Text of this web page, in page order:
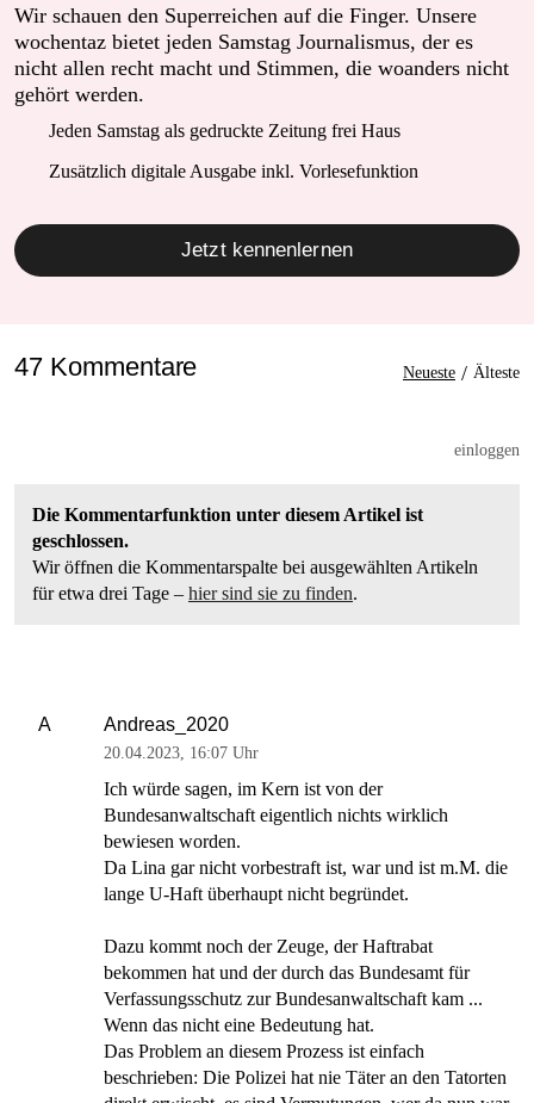
Wir schauen den Superreichen auf die Finger. Unsere
wochentaz bietet jeden Samstag Journalismus, der es
nicht allen recht macht und Stimmen, die woanders nicht
gehört werden.
Jeden Samstag als gedruckte Zeitung frei Haus
Zusätzlich digitale Ausgabe inkl. Vorlesefunktion
Jetzt kennenlernen
47 Kommentare Neueste / Älteste
Die Kommentarfunktion unter diesem Artikel ist
geschlossen.
Wir öffnen die Kommentarspalte bei ausgewählten Artikeln
für etwa drei Tage – hier sind sie zu finden.
einloggen
A Andreas_2020
20.04.2023, 16:07 Uhr
Ich würde sagen, im Kern ist von der
Bundesanwaltschaft eigentlich nichts wirklich
bewiesen worden.
Da Lina gar nicht vorbestraft ist, war und ist m.M. die
lange U-Haft überhaupt nicht begründet.
Dazu kommt noch der Zeuge, der Haftrabat
bekommen hat und der durch das Bundesamt für
Verfassungsschutz zur Bundesanwaltschaft kam ...
Wenn das nicht eine Bedeutung hat.
Das Problem an diesem Prozess ist einfach
beschrieben: Die Polizei hat nie Täter an den Tatorten